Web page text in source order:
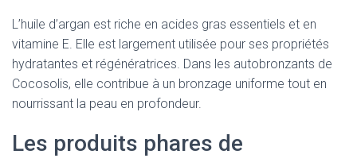
L’huile d’argan est riche en acides gras essentiels et en
vitamine E. Elle est largement utilisée pour ses propriétés
hydratantes et régénératrices. Dans les autobronzants de
Cocosolis, elle contribue à un bronzage uniforme tout en
nourrissant la peau en profondeur.
Les produits phares de